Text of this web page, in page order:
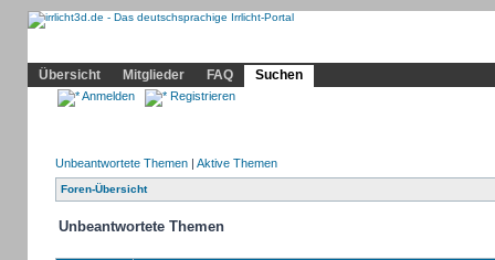
Übersicht
Mitglieder FAQ Suchen
Anmelden Registrieren
Unbeantwortete Themen| Aktive Themen
Foren-Übersicht
Unbeantwortete Themen